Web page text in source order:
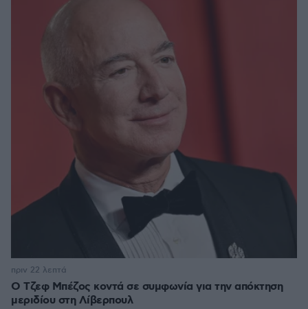
Ο Τζεφ Μπέζος κοντά σε συμφωνία για την απόκτηση
μεριδίου στη Λίβερπουλ
πριν 22 λεπτά